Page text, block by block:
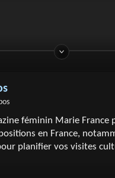
féminin Marie France
en France,
planifier vos visites